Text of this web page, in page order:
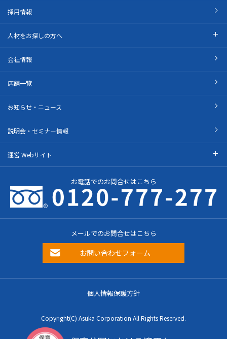
採用情報
人材をお探しの方へ
会社情報
店舗一覧
お知らせ・ニュース
説明会・セミナー情報
運営 Webサイト
お電話でのお問合せはこちら
メールでのお問合せはこちら
お問い合わせフォーム
個人情報保護方針
Copyright(C) Asuka Corporation All Rights Reserved.